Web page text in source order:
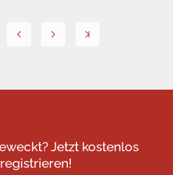
Jetzt kostenlos
registrieren!